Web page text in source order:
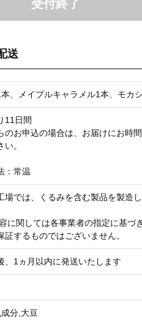
受付終了
送
、メイプルキャラメル1本、モカ
11日間
のお申込の場合は、お届けにお時
。
：常温
場では、くるみを含む製品を製造し
に関しては各事業者の指定に基づ
証するものではございません。
、1ヵ月以内に発送いたします
分,大豆